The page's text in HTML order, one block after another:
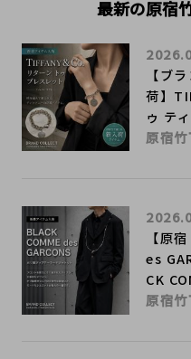
最新の原宿
【ブ
荷】
ゥ テ
原宿
【原
es
CK
原宿